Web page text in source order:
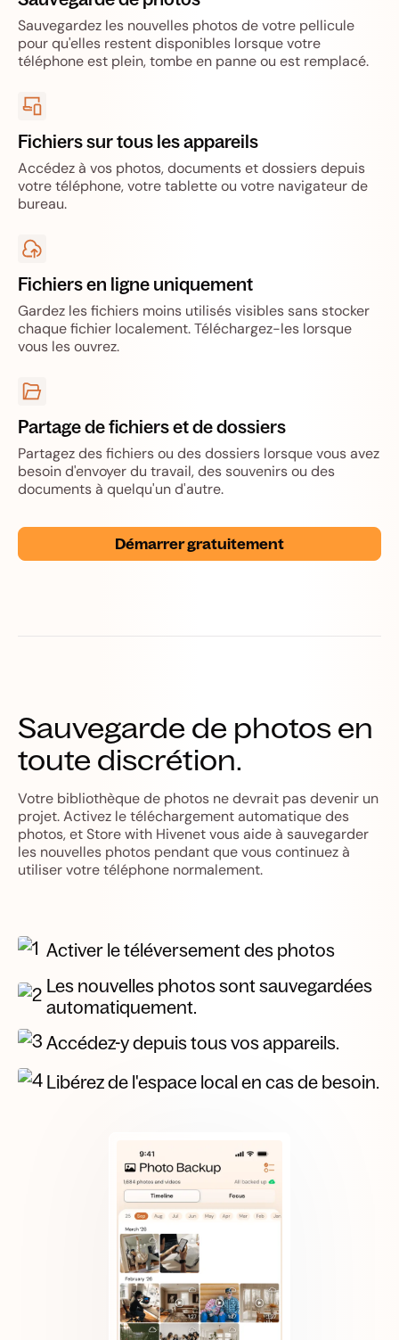
Sauvegardez les nouvelles photos de votre pellicule
pour qu'elles restent disponibles lorsque votre
téléphone est plein, tombe en panne ou est remplacé.
Fichiers sur tous les appareils
Accédez à vos photos, documents et dossiers depuis
votre téléphone, votre tablette ou votre navigateur de
bureau.
Fichiers en ligne uniquement
Gardez les fichiers moins utilisés visibles sans stocker
chaque fichier localement. Téléchargez-les lorsque
vous les ouvrez.
Partage de fichiers et de dossiers
Partagez des fichiers ou des dossiers lorsque vous avez
besoin d'envoyer du travail, des souvenirs ou des
documents à quelqu'un d'autre.
Démarrer gratuitement
Sauvegarde de photos en
toute discrétion.
Votre bibliothèque de photos ne devrait pas devenir un
projet. Activez le téléchargement automatique des
photos, et Store with Hivenet vous aide à sauvegarder
les nouvelles photos pendant que vous continuez à
utiliser votre téléphone normalement.
Activer le téléversement des photos
Les nouvelles photos sont sauvegardées
automatiquement.
Accédez-y depuis tous vos appareils.
Libérez de l'espace local en cas de besoin.